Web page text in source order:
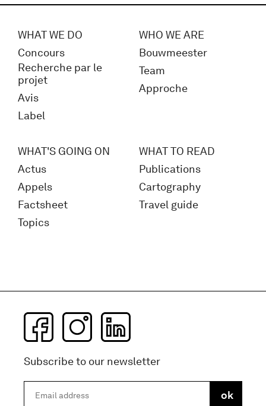
WHAT WE DO
Concours
Recherche par le
projet
Avis
Label
WHO WE ARE
Bouwmeester
Team
Approche
WHAT'S GOING ON
Actus
Appels
Factsheet
Topics
WHAT TO READ
Publications
Cartography
Travel guide
Subscribe to our newsletter